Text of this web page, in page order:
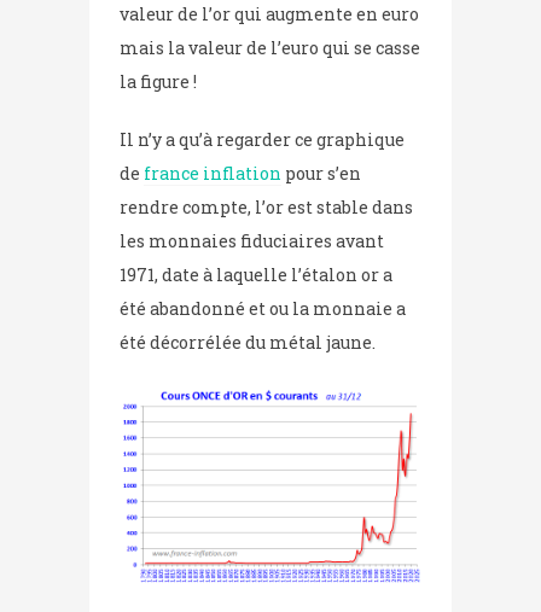
valeur de l’or qui augmente en euro
mais la valeur de l’euro qui se casse
la figure !
Il n’y a qu’à regarder ce graphique
de france inflation pour s’en
rendre compte, l’or est stable dans
les monnaies fiduciaires avant
1971, date à laquelle l’étalon or a
été abandonné et ou la monnaie a
été décorrélée du métal jaune.